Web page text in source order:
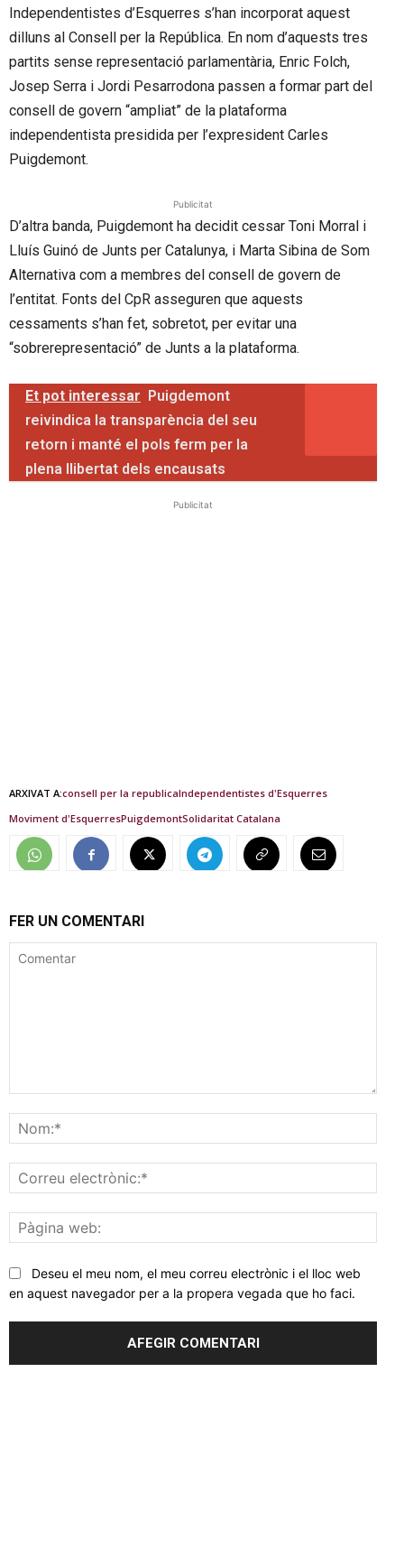
Independentistes d’Esquerres s’han incorporat aquest
dilluns al Consell per la República. En nom d’aquests tres
partits sense representació parlamentària, Enric Folch,
Josep Serra i Jordi Pesarrodona passen a formar part del
consell de govern “ampliat” de la plataforma
independentista presidida per l’expresident Carles
Puigdemont.
Publicitat
D’altra banda, Puigdemont ha decidit cessar Toni Morral i
Lluís Guinó de Junts per Catalunya, i Marta Sibina de Som
Alternativa com a membres del consell de govern de
l’entitat. Fonts del CpR asseguren que aquests
cessaments s’han fet, sobretot, per evitar una
“sobrerepresentació” de Junts a la plataforma.
Et pot interessar Puigdemont
reivindica la transparència del seu
retorn i manté el pols ferm per la
plena llibertat dels encausats
Publicitat
ARXIVAT A:consell per la republicaIndependentistes d'Esquerres
Moviment d'EsquerresPuigdemontSolidaritat Catalana
FER UN COMENTARI
web:
Deseu el meu nom, el meu correu electrònic i el lloc web
en aquest navegador per a la propera vegada que ho faci.